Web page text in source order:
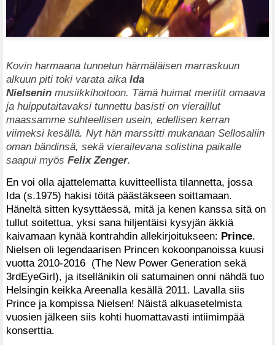
Kovin harmaana tunnetun härmäläisen marraskuun
alkuun piti toki varata aika Ida
Nielsenin musiikkihoitoon. Tämä huimat meriitit omaava
ja huipputaitavaksi tunnettu basisti on vieraillut
maassamme suhteellisen usein, edellisen kerran
viimeksi kesällä. Nyt hän marssitti mukanaan Sellosaliin
oman bändinsä, sekä vierailevana solistina paikalle
saapui myös Felix Zenger.
En voi olla ajattelematta kuvitteellista tilannetta, jossa
Ida (s.1975) hakisi töitä päästäkseen soittamaan.
Häneltä sitten kysyttäessä, mitä ja kenen kanssa sitä on
tullut soitettua, yksi sana hiljentäisi kysyjän äkkiä
kaivamaan kynää kontrahdin allekirjoitukseen: Prince.
Nielsen oli legendaarisen Princen kokoonpanoissa kuusi
vuotta 2010-2016 (The New Power Generation sekä
3rdEyeGirl), ja itsellänikin oli satumainen onni nähdä tuo
Helsingin keikka Areenalla kesällä 2011. Lavalla siis
Prince ja kompissa Nielsen! Näistä alkuasetelmista
vuosien jälkeen siis kohti huomattavasti intiimimpää
konserttia.